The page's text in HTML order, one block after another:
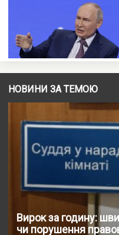
НОВИНИ ЗА ТЕМОЮ
Вирок за годину:
чи порушення